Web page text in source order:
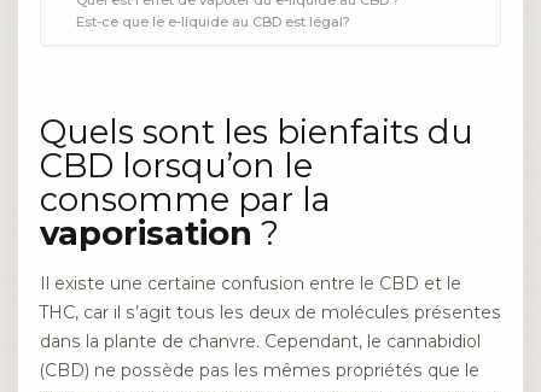
Est-ce que le e-liquide au CBD est légal?
Quels sont les bienfaits du
CBD lorsqu’on le
consomme par la
vaporisation ?
Il existe une certaine confusion entre le CBD et le
THC, car il s’agit tous les deux de molécules présentes
dans la plante de chanvre. Cependant, le cannabidiol
(CBD) ne possède pas les mêmes propriétés que le